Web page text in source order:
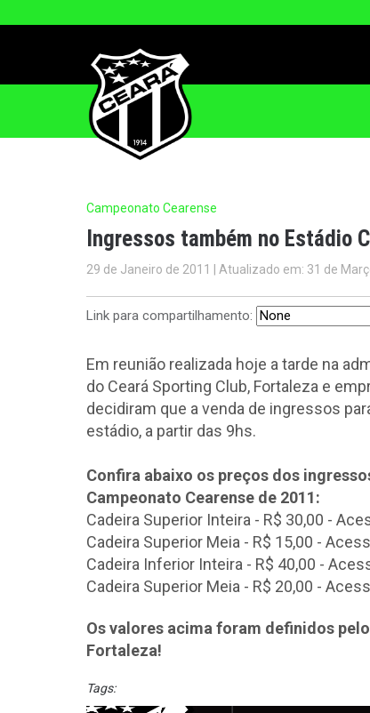
Campeonato Cearense
Ingressos também no Estádio
29 de Janeiro de 2011 | Atualizado em: 31 de
Link para compartilhamento:
Em reunião realizada hoje a tarde na
do Ceará Sporting Club, Fortaleza e
decidiram que a venda de ingressos
estádio, a partir das 9hs.
Confira abaixo os preços dos
Campeonato Cearense de 2011:
Cadeira Superior Inteira - R$ 30,00 -
Cadeira Superior Meia - R$ 15,00 -
Cadeira Inferior Inteira - R$ 40,00 -
Cadeira Superior Meia - R$ 20,00 -
Os valores acima foram definidos
Fortaleza!
Tags: